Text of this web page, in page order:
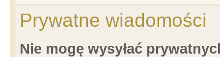
Prywatne wiadomości
Nie mogę wysyłać